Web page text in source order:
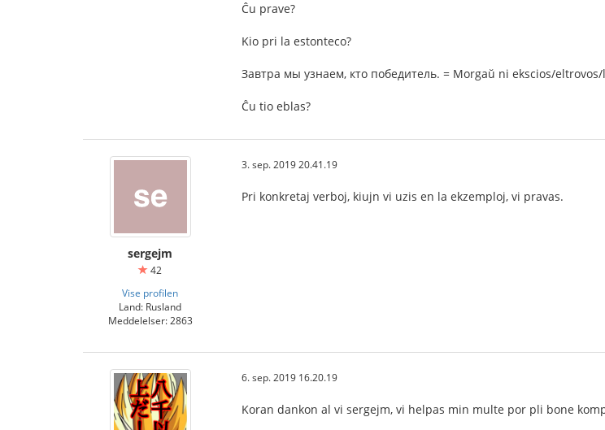
Ĉu prave?
Kio pri la estonteco?
Завтра мы узнаем, кто победитель. = Morgaŭ ni ekscios/
Ĉu tio eblas?
sergejm
42
Vise profilen
Land: Rusland
Meddelelser: 2863
3. sep. 2019 20.41.19
Pri konkretaj verboj, kiujn vi uzis en la ekzemploj, vi pravas.
6. sep. 2019 16.20.19
Koran dankon al vi sergejm, vi helpas min multe por pli bone